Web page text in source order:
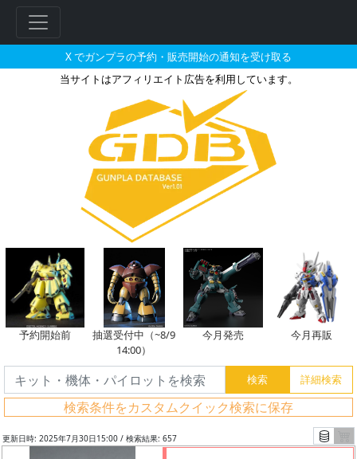
X でガンプラの予約・販売開始の通知を受け取る
当サイトはアフィリエイト広告を利用しています。
MG 1/100 MS-06F ザク Ver.2.0
予約開始前
抽選受付中（~8/9
14:00）
今月発売 今月再販
検索条件をカスタムクイック検索に保存
更新日時: 2025年7月30日15:00 / 検索結果: 657